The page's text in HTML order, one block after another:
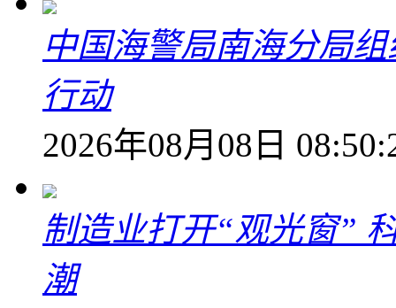
中国海警局南海分局
行动
2026年08月08日
制造业打开“观光窗”
潮